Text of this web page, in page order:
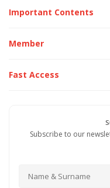
Important Contents
Member
Fast Access
Subscribe to our